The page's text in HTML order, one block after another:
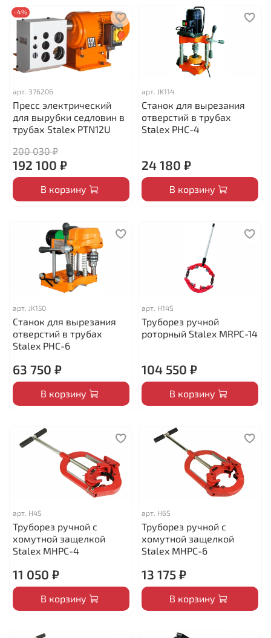
-4%
арт. 376206
Пресс электрический
для вырубки седловин в
трубах Stalex PTN12U
200 030 ₽
192 100 ₽
В корзину
арт. JK114
Cтанок для вырезания
отверстий в трубах
Stalex PHC-4
24 180 ₽
В корзину
арт. JK150
Cтанок для вырезания
отверстий в трубах
Stalex PHC-6
63 750 ₽
В корзину
арт. H14S
Труборез ручной
роторный Stalex MRPC-14
104 550 ₽
В корзину
арт. H4S
Труборез ручной с
хомутной защелкой
Stalex MHPC-4
11 050 ₽
В корзину
арт. H6S
Труборез ручной с
хомутной защелкой
Stalex MHPC-6
13 175 ₽
В корзину